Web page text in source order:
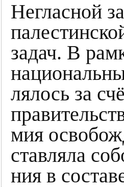
Не­глас­ной
за­дач. В
ля­лось за
мия
став­ля­ла
ния в